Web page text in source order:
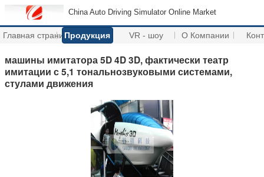
China Auto Driving Simulator Online Market
Главная страницаПродукция VR - шоу О Компании
машины имитатора 5D 4D 3D, фактически театр
имитации с 5,1 тональнозвуковыми системами,
стулами движения